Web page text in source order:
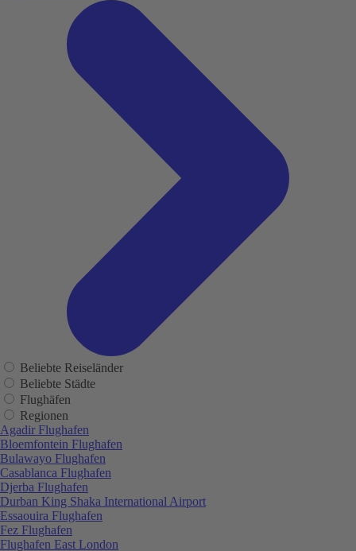
Beliebte Reiseländer
Beliebte Städte
Flughäfen
Regionen
Agadir Flughafen
Bloemfontein Flughafen
Bulawayo Flughafen
Casablanca Flughafen
Djerba Flughafen
Durban King Shaka International Airport
Essaouira Flughafen
Fez Flughafen
Flughafen East London